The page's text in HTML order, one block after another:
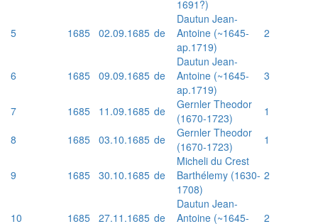
1691?)
5 1685 02.09.1685 de
Dautun Jean-
Antoine (~1645-
ap.1719)
2
6 1685 09.09.1685 de
Dautun Jean-
Antoine (~1645-
ap.1719)
3
7 1685 11.09.1685 de
Gernler Theodor
(1670-1723)
1
8
1685 03.10.1685 de
Gernler Theodor
(1670-1723)
1
9 1685 30.10.1685 de
Micheli du Crest
Barthélemy (1630-
1708)
2
10 1685 27.11.1685 de
Dautun Jean-
Antoine (~1645-
2